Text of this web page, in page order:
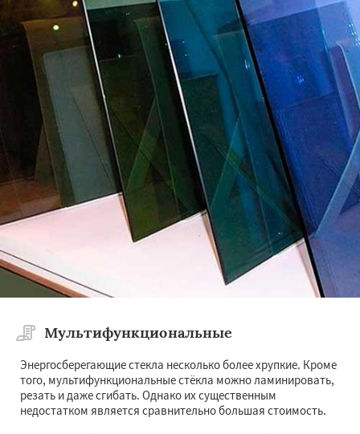
Мультифункциональные
Энергосберегающие стекла несколько более хрупкие. Кроме
того, мультифункциональные стёкла можно ламинировать,
резать и даже сгибать. Однако их существенным
недостатком является сравнительно большая стоимость.